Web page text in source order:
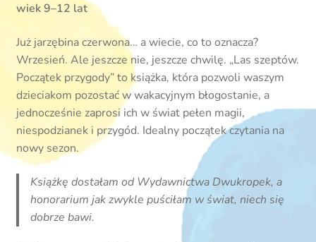
wiek 9–12 lat
Już jarzębina czerwona… a wiecie, co to oznacza?
Wrzesień. Ale jeszcze nie, jeszcze chwilę. „Las szeptów.
Początek przygody” to książka, która pozwoli waszym
dzieciakom pozostać w wakacyjnym błogostanie, a
jednocześnie zaprosi ich w świat pełen magii,
niespodzianek i przygód. Idealny początek czytania na
nowy sezon.
Książkę dostałam od Wydawnictwa Dwukropek, a
honorarium jak zwykle puściłam w świat, niech się
dobrze bawi.